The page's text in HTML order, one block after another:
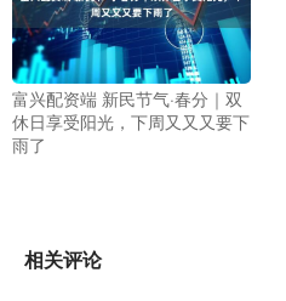
富兴配资端 新民节气·春分｜双
休日享受阳光，下周又又又要下
雨了
相关评论